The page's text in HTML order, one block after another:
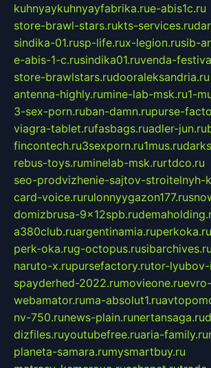
kuhnyaykuhnyayfabrika.rue-abis1c.ru
store-brawl-stars.rukts-services.ru
sindika-01.rusp-life.rux-legion.rusib-
e-abis-1-c.rusindika01.ruvenda-
store-brawlstars.rudooraleksandria.ru
antenna-highly.rumine-lab-msk.ru1-
3-sex-porn.ruban-damn.rupurse-
viagra-tablet.rufasbags.ruadler-jun.ru
fincontech.ru3sexporn.ru1mus.ru
rebus-toys.ruminelab-msk.rurtdco.ru
seo-prodvizhenie-sajtov-stroitelnyh-
card-voice.rurulonnyygazon177.ru
domizbrusa-9x12spb.ru
a380club.ruargentinamia.ruperkoka.ru
perk-oka.rug-octopus.rusibarchives.ru
naruto-x.rupursefactory.rutor-
spayderhed-2022.rumovieone.ru
webamator.ruma-absolut1.ru
nv-750.runews-plain.runertansaga.ru
dizfiles.ruyoutubefree.ruaria-family.ru
planeta-samara.rumysmartbuy.ru